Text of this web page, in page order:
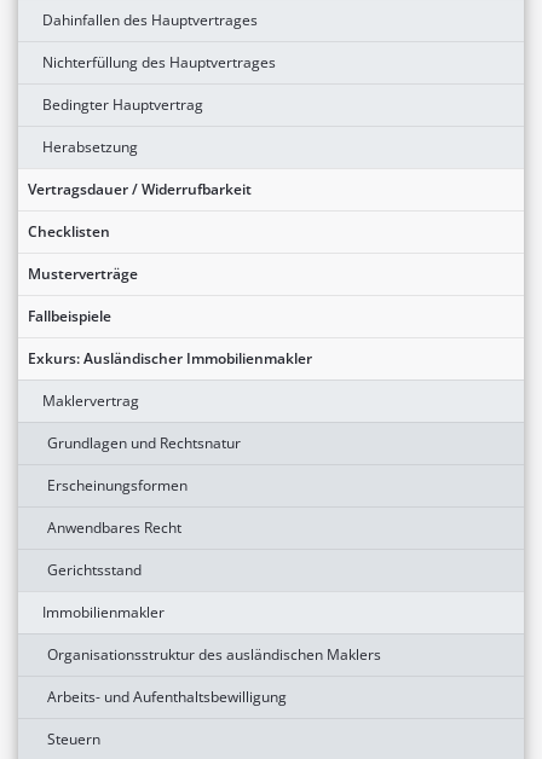
Dahinfallen des Hauptvertrages
Nichterfüllung des Hauptvertrages
Bedingter Hauptvertrag
Herabsetzung
Vertragsdauer / Widerrufbarkeit
Checklisten
Musterverträge
Fallbeispiele
Exkurs: Ausländischer Immobilienmakler
Maklervertrag
Grundlagen und Rechtsnatur
Erscheinungsformen
Anwendbares Recht
Gerichtsstand
Immobilienmakler
Organisationsstruktur des ausländischen Maklers
Arbeits- und Aufenthaltsbewilligung
Steuern